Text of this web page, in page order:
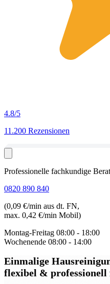
4.8/5
11.200 Rezensionen
Professionelle fachkundige
0820 890 840
(0,09 €/min aus dt. FN,
max. 0,42 €/min Mobil)
Montag-Freitag 08:00 - 18:00
Wochenende 08:00 - 14:00
Einmalige
flexibel &